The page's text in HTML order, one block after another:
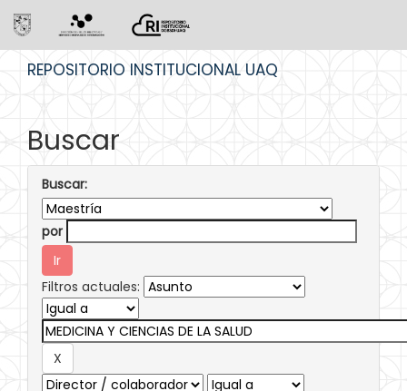
REPOSITORIO INSTITUCIONAL UAQ
Buscar
Buscar:
por
Filtros actuales: